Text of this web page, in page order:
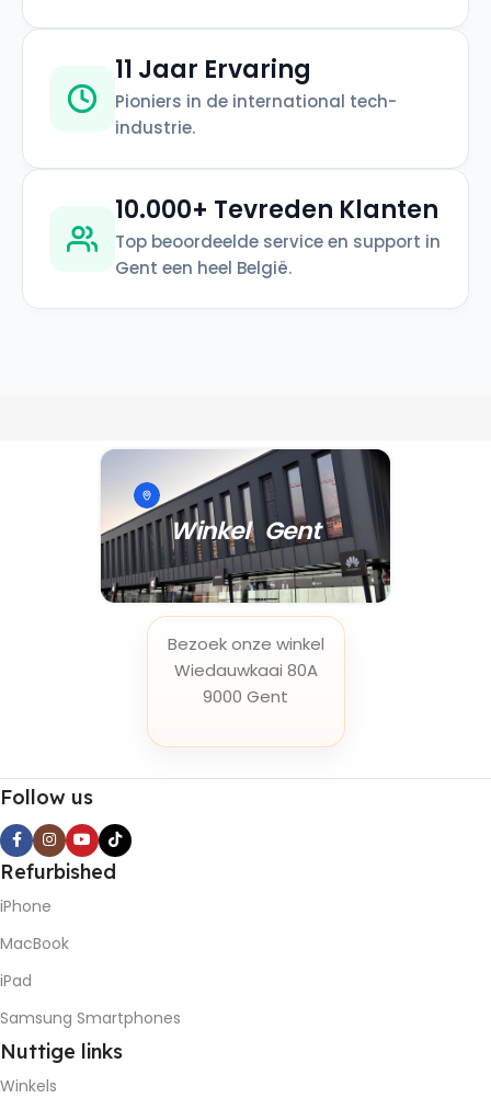
11 Jaar Ervaring
Pioniers in de international tech-
industrie.
10.000+ Tevreden Klanten
Top beoordeelde service en support in
Gent een heel België.
Winkel Gent
Bezoek onze winkel
Wiedauwkaai 80A
9000 Gent
Follow us
Refurbished
iPhone
MacBook
iPad
Samsung Smartphones
Nuttige links
Winkels